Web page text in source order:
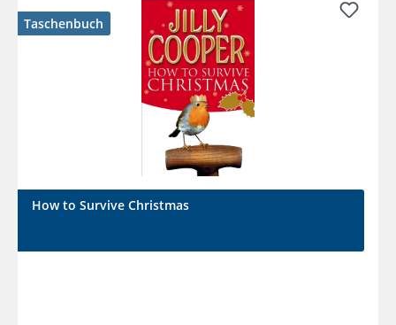
Taschenbuch
How to Survive Christmas